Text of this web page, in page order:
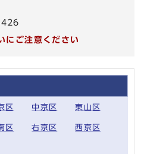
にご注意ください
区 中京区 東山区
区 右京区 西京区